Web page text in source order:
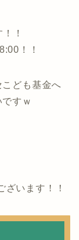
！
！！
ども基金へ
すｗ
います！！